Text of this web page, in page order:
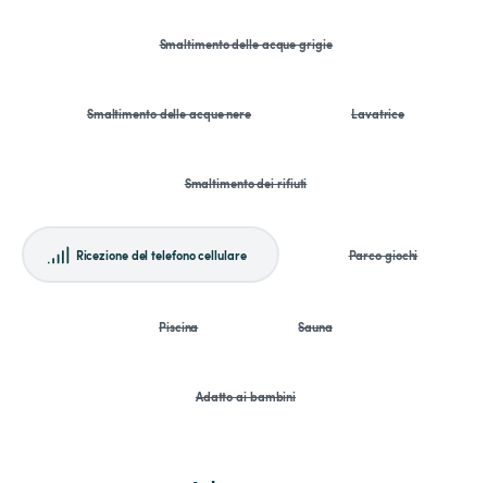
Smaltimento delle acque grigie
Smaltimento delle acque nere Lavatrice
Smaltimento dei rifiuti
Ricezione del telefono cellulare Parco giochi
Piscina Sauna
Adatto ai bambini